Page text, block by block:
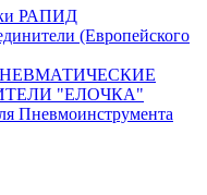
РАПИД
(Европейского
"ЕЛОЧКА"